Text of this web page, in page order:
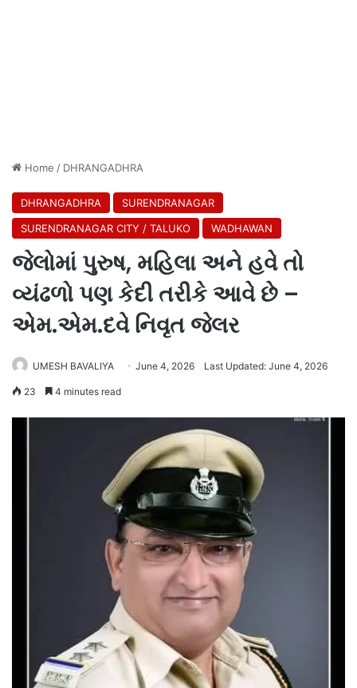
Home / DHRANGADHRA
DHRANGADHRA
SURENDRANAGAR
SURENDRANAGAR CITY / TALUKO
WADHAWAN
જેલોમાં પુરુષ, મહિલા અને હવે તો
વ્યંઢળો પણ કેદી તરીકે આવે છે –
એમ.એમ.દવે નિવૃત જેલર
UMESH BAVALIYA June 4, 2026 Last Updated: June 4, 2026
23 4 minutes read